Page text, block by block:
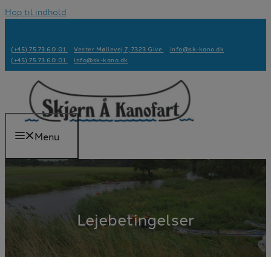
Hop til indhold
(+45) 75 73 60 01 Vester Møllevej 7, 7323 Give
info@sk-kano.dk
(+45) 75 73 60 01
info@sk-kano.dk
Menu
Lejebetingelser